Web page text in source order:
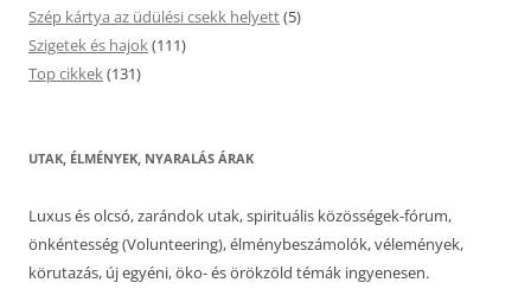
Szép kártya az üdülési csekk helyett(5)
Szigetek és hajok(111)
Top cikkek(131)
UTAK, ÉLMÉNYEK, NYARALÁS ÁRAK
Luxus és olcsó, zarándok utak, spirituális közösségek-fórum,
önkéntesség (Volunteering), élménybeszámolók, vélemények,
körutazás, új egyéni, öko- és örökzöld témák ingyenesen.